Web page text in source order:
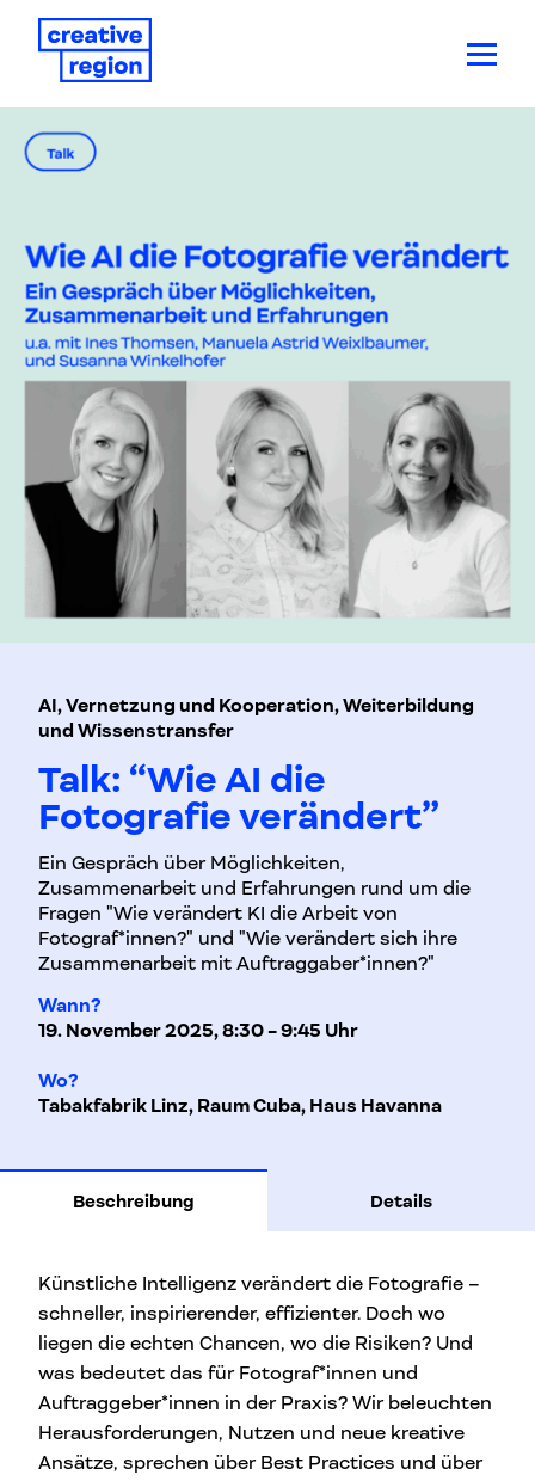
AI, Vernetzung und Kooperation, Weiterbildung
und Wissenstransfer
Talk: “Wie AI die
Fotografie verändert”
Ein Gespräch über Möglichkeiten,
Zusammenarbeit und Erfahrungen rund um die
Fragen "Wie verändert KI die Arbeit von
Fotograf*innen?" und "Wie verändert sich ihre
Zusammenarbeit mit Auftraggaber*innen?"
Wann?
19. November 2025, 8:30 - 9:45 Uhr
Wo?
Tabakfabrik Linz, Raum Cuba, Haus Havanna
Beschreibung Details
Künstliche Intelligenz verändert die Fotografie –
schneller, inspirierender, effizienter. Doch wo
liegen die echten Chancen, wo die Risiken? Und
was bedeutet das für Fotograf*innen und
Auftraggeber*innen in der Praxis? Wir beleuchten
Herausforderungen, Nutzen und neue kreative
Ansätze, sprechen über Best Practices und über